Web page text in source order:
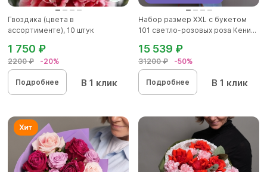
Гвоздика (цвета в
ассортименте), 10 штук
2200 ₽ -20%
1 750 ₽
Подробнее В 1 клик
Набор размер ХХL с букетом
101 светло-розовых роза Кени...
31200 ₽ -50%
15 539 ₽
Подробнее В 1 клик